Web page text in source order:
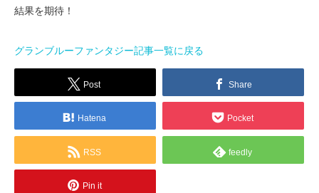
結果を期待！
グランブルーファンタジー記事一覧に戻る
Post Share
Hatena Pocket
RSS feedly
Pin it